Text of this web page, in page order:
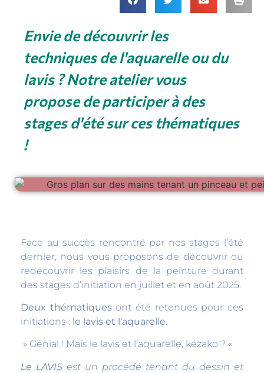
Envie de découvrir les
techniques de l'aquarelle ou du
lavis ? Notre atelier vous
propose de participer à des
stages d'été sur ces thématiques
!
Face au succès rencontré par nos stages l’été
dernier, nous vous proposons de découvrir ou
redécouvrir les plaisirs de la peinture durant
des stages d’initiation en juillet et en août 2025.
Deux thématiquesont été retenues pour ces
initiations : le lavis et l’aquarelle.
» Génial ! Mais le lavis et l’aquarelle, kézako ? «
Le LAVIS est un procédé tenant du dessin et